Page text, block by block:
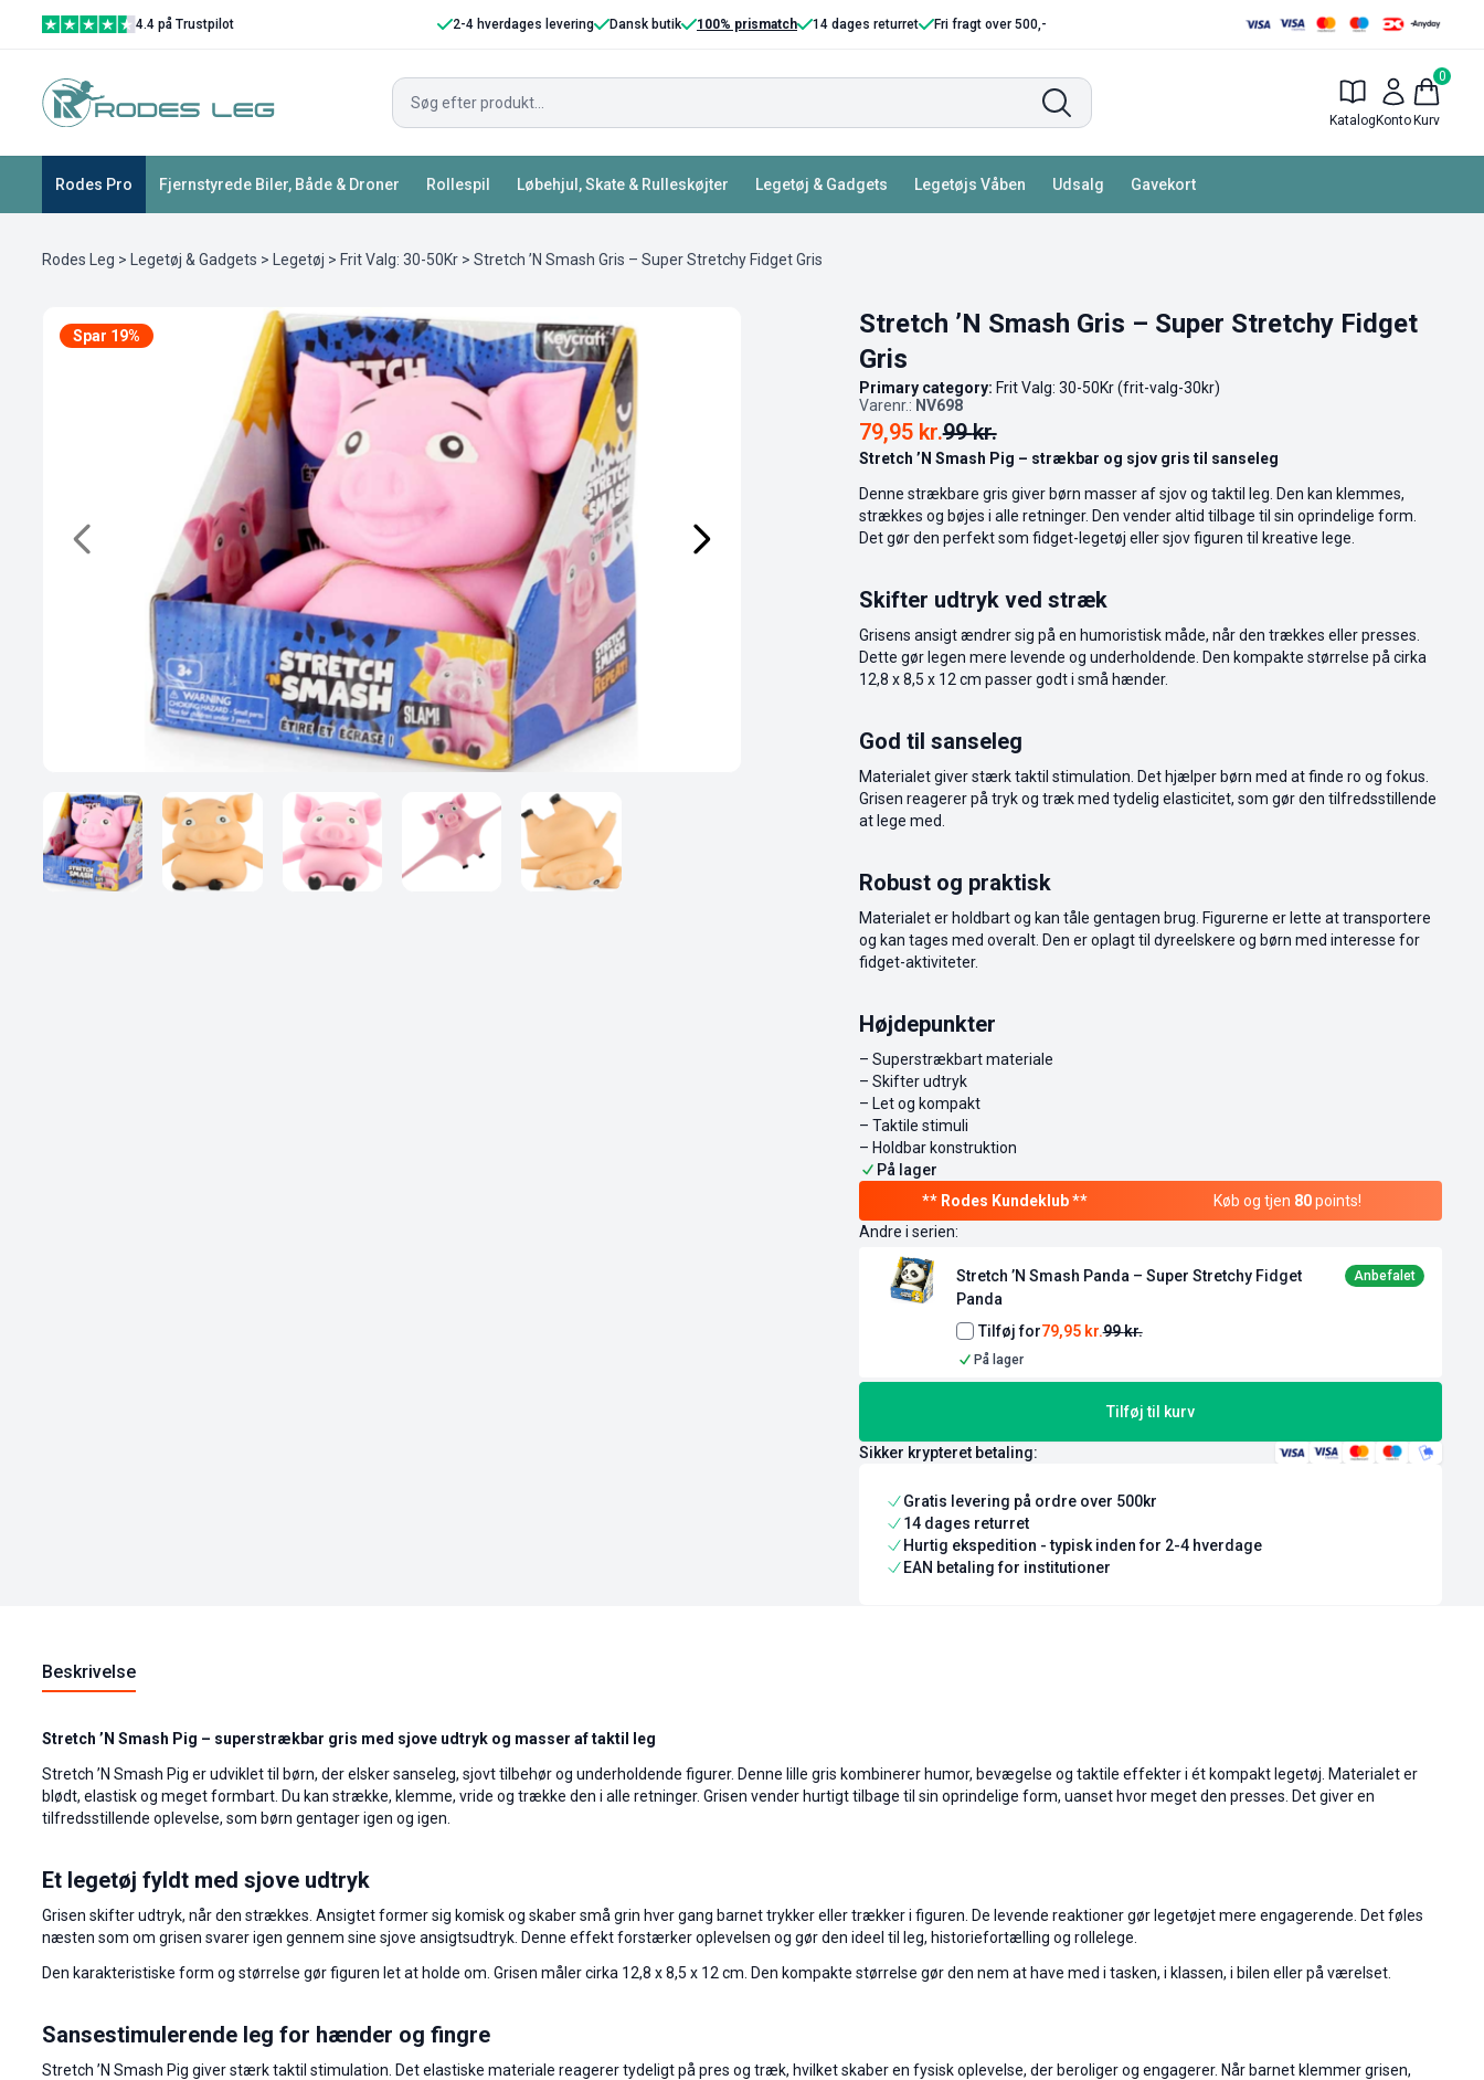
4.4 på Trustpilot 2-4 hverdages levering Dansk butik 100% prismatch 14 dages returret Fri fragt over 500,-
Katalog Konto
0
Kurv
Rodes Pro Fjernstyrede Biler, Både & Droner Rollespil Løbehjul, Skate & Rulleskøjter Legetøj & Gadgets Legetøjs Våben Udsalg Gavekort
Rodes Leg > Legetøj & Gadgets > Legetøj > Frit Valg: 30-50Kr > Stretch ’N Smash Gris – Super Stretchy Fidget Gris
Spar 19%
Stretch ’N Smash Gris – Super Stretchy Fidget
Gris
Primary category: Frit Valg: 30-50Kr (frit-valg-30kr)
Varenr.: NV698
99kr.
79,95 kr.
Stretch ’N Smash Pig – strækbar og sjov gris til sanseleg
Denne strækbare gris giver børn masser af sjov og taktil leg. Den kan klemmes,
strækkes og bøjes i alle retninger. Den vender altid tilbage til sin oprindelige form.
Det gør den perfekt som fidget-legetøj eller sjov figuren til kreative lege.
Skifter udtryk ved stræk
Grisens ansigt ændrer sig på en humoristisk måde, når den trækkes eller presses.
Dette gør legen mere levende og underholdende. Den kompakte størrelse på cirka
12,8 x 8,5 x 12 cm passer godt i små hænder.
God til sanseleg
Materialet giver stærk taktil stimulation. Det hjælper børn med at finde ro og fokus.
Grisen reagerer på tryk og træk med tydelig elasticitet, som gør den tilfredsstillende
at lege med.
Robust og praktisk
Materialet er holdbart og kan tåle gentagen brug. Figurerne er lette at transportere
og kan tages med overalt. Den er oplagt til dyreelskere og børn med interesse for
fidget-aktiviteter.
Højdepunkter
– Superstrækbart materiale
– Skifter udtryk
– Let og kompakt
– Taktile stimuli
– Holdbar konstruktion
På lager
Køb og tjen 80points!
Andre i serien:
Stretch ’N Smash Panda – Super Stretchy Fidget
Panda
Tilføj for
99kr.
79,95 kr.
På lager
Tilføj til kurv
Sikker krypteret betaling:
Gratis levering på ordre over 500kr
14 dages returret
Hurtig ekspedition - typisk inden for 2-4 hverdage
EAN betaling for institutioner
Beskrivelse
Stretch ’N Smash Pig – superstrækbar gris med sjove udtryk og masser af taktil leg
Stretch ’N Smash Pig er udviklet til børn, der elsker sanseleg, sjovt tilbehør og underholdende figurer. Denne lille gris kombinerer humor, bevægelse og taktile effekter i ét kompakt legetøj. Materialet er
blødt, elastisk og meget formbart. Du kan strække, klemme, vride og trække den i alle retninger. Grisen vender hurtigt tilbage til sin oprindelige form, uanset hvor meget den presses. Det giver en
tilfredsstillende oplevelse, som børn gentager igen og igen.
Et legetøj fyldt med sjove udtryk
Grisen skifter udtryk, når den strækkes. Ansigtet former sig komisk og skaber små grin hver gang barnet trykker eller trækker i figuren. De levende reaktioner gør legetøjet mere engagerende. Det føles
næsten som om grisen svarer igen gennem sine sjove ansigtsudtryk. Denne effekt forstærker oplevelsen og gør den ideel til leg, historiefortælling og rollelege.
Den karakteristiske form og størrelse gør figuren let at holde om. Grisen måler cirka 12,8 x 8,5 x 12 cm. Den kompakte størrelse gør den nem at have med i tasken, i klassen, i bilen eller på værelset.
Sansestimulerende leg for hænder og fingre
Stretch ’N Smash Pig giver stærk taktil stimulation. Det elastiske materiale reagerer tydeligt på pres og træk, hvilket skaber en fysisk oplevelse, der beroliger og engagerer. Når barnet klemmer grisen,